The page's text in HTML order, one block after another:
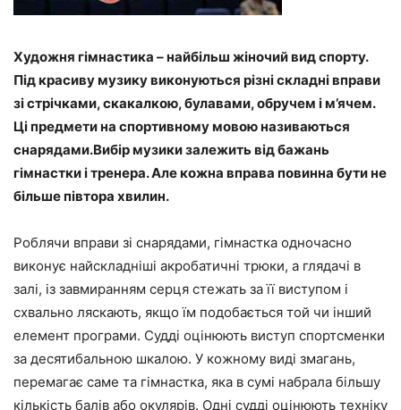
Художня гімнастика – найбільш жіночий вид спорту.
Під красиву музику виконуються різні складні вправи
зі стрічками, скакалкою, булавами, обручем і м’ячем.
Ці предмети на спортивному мовою називаються
снарядами.Вибір музики залежить від бажань
гімнастки і тренера. Але кожна вправа повинна бути не
більше півтора хвилин.
Роблячи вправи зі снарядами, гімнастка одночасно
виконує найскладніші акробатичні трюки, а глядачі в
залі, із завмиранням серця стежать за її виступом і
схвально ляскають, якщо їм подобається той чи інший
елемент програми. Судді оцінюють виступ спортсменки
за десятибальною шкалою. У кожному виді змагань,
перемагає саме та гімнастка, яка в сумі набрала більшу
кількість балів або окулярів. Одні судді оцінюють техніку